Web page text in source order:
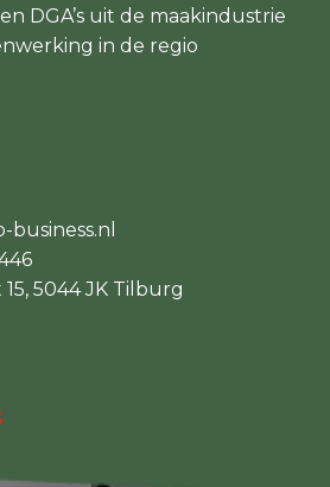
DGA’s uit de maakindustrie
in de regio
business.nl
5044 JK Tilburg